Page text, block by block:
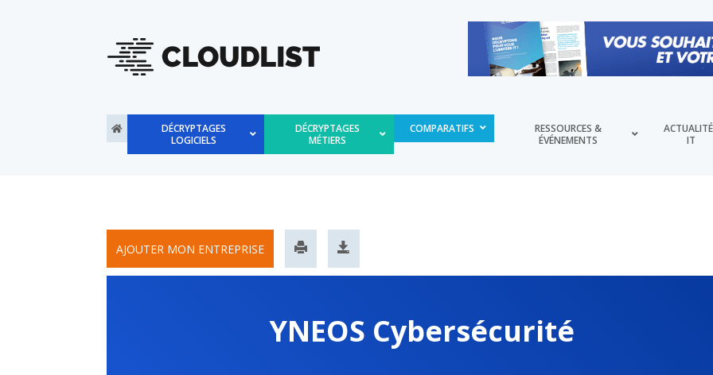
DÉCRYPTAGES
LOGICIELS
DÉCRYPTAGES
MÉTIERS
COMPARATIFS
RESSOURCES &
ÉVÉNEMENTS
IT
YNEOS Cybersécurité